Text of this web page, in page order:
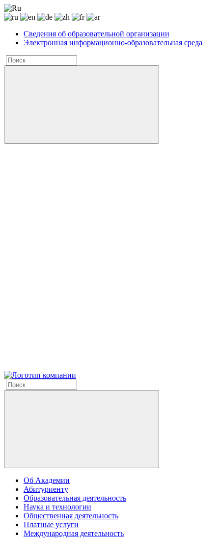
Сведения об образовательной организации
Электронная информационно-образовательная среда
Об Академии
Абитуриенту
Образовательная деятельность
Наука и технологии
Общественная деятельность
Платные услуги
Международная деятельность